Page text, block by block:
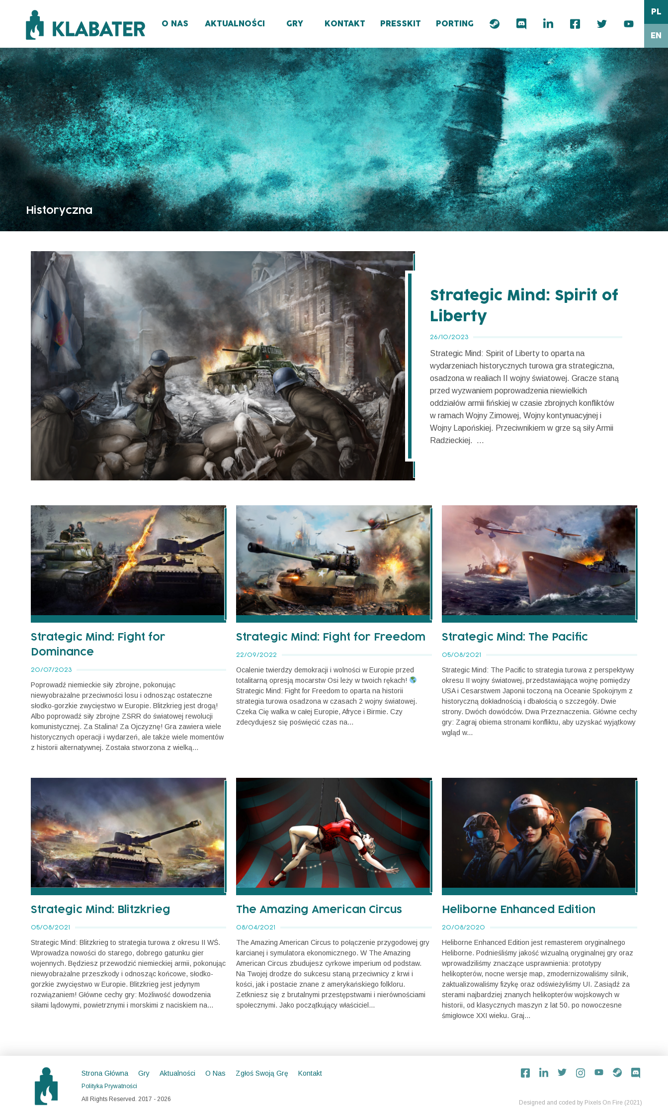
O NAS AKTUALNOŚCI GRY KONTAKT PRESSKIT PORTING
PL
EN
Historyczna
Strategic Mind: Spirit of
Liberty
26/10/2023
Strategic Mind: Spirit of Liberty to oparta na
wydarzeniach historycznych turowa gra strategiczna,
osadzona w realiach II wojny światowej. Gracze staną
przed wyzwaniem poprowadzenia niewielkich
oddziałów armii fińskiej w czasie zbrojnych konfliktów
w ramach Wojny Zimowej, Wojny kontynuacyjnej i
Wojny Lapońskiej. Przeciwnikiem w grze są siły Armii
Radzieckiej. ...
Strategic Mind: Fight for
Dominance
20/07/2023
Poprowadź niemieckie siły zbrojne, pokonując
niewyobrażalne przeciwności losu i odnosząc ostateczne
słodko-gorzkie zwycięstwo w Europie. Blitzkrieg jest drogą!
Albo poprowadź siły zbrojne ZSRR do światowej rewolucji
komunistycznej. Za Stalina! Za Ojczyznę! Gra zawiera wiele
historycznych operacji i wydarzeń, ale także wiele momentów
z historii alternatywnej. Została stworzona z wielką...
Strategic Mind: Fight for Freedom
22/09/2022
Ocalenie twierdzy demokracji i wolności w Europie przed
totalitarną opresją mocarstw Osi leży w twoich rękach!
Strategic Mind: Fight for Freedom to oparta na historii
strategia turowa osadzona w czasach 2 wojny światowej.
Czeka Cię walka w całej Europie, Afryce i Birmie. Czy
zdecydujesz się poświęcić czas na...
Strategic Mind: The Pacific
05/08/2021
Strategic Mind: The Pacific to strategia turowa z perspektywy
okresu II wojny światowej, przedstawiająca wojnę pomiędzy
USA i Cesarstwem Japonii toczoną na Oceanie Spokojnym z
historyczną dokładnością i dbałością o szczegóły. Dwie
strony. Dwóch dowódców. Dwa Przeznaczenia. Główne cechy
gry: Zagraj obiema stronami konfliktu, aby uzyskać wyjątkowy
wgląd w...
Strategic Mind: Blitzkrieg
05/08/2021
Strategic Mind: Blitzkrieg to strategia turowa z okresu II WŚ.
Wprowadza nowości do starego, dobrego gatunku gier
wojennych. Będziesz przewodzić niemieckiej armii, pokonując
niewyobrażalne przeszkody i odnosząc końcowe, słodko-
gorzkie zwycięstwo w Europie. Blitzkrieg jest jedynym
rozwiązaniem! Główne cechy gry: Możliwość dowodzenia
siłami lądowymi, powietrznymi i morskimi z naciskiem na...
The Amazing American Circus
08/04/2021
The Amazing American Circus to połączenie przygodowej gry
karcianej i symulatora ekonomicznego. W The Amazing
American Circus zbudujesz cyrkowe imperium od podstaw.
Na Twojej drodze do sukcesu staną przeciwnicy z krwi i
kości, jak i postacie znane z amerykańskiego folkloru.
Zetkniesz się z brutalnymi przestępstwami i nierównościami
społecznymi. Jako początkujący właściciel...
Heliborne Enhanced Edition
20/08/2020
Heliborne Enhanced Edition jest remasterem oryginalnego
Heliborne. Podnieśliśmy jakość wizualną oryginalnej gry oraz
wprowadziliśmy znaczące usprawnienia: prototypy
helikopterów, nocne wersje map, zmodernizowaliśmy silnik,
zaktualizowaliśmy fizykę oraz odświeżyliśmy UI. Zasiądź za
sterami najbardziej znanych helikopterów wojskowych w
historii, od klasycznych maszyn z lat 50. po nowoczesne
śmigłowce XXI wieku. Graj...
Strona Główna Gry Aktualności O Nas Zgłoś Swoją Grę Kontakt
Polityka Prywatności
All Rights Reserved. 2017 - 2026
Designed and coded by Pixels On Fire (2021)